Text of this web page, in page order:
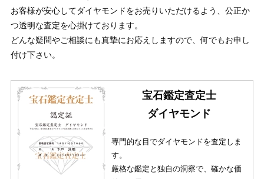
お客様が安心してダイヤモンドをお売りいただけるよう、公正か
つ透明な査定を心掛けております。
どんな疑問やご相談にも真摯にお応えしますので、何でもお申し
付け下さい。
宝石鑑定査定士
ダイヤモンド
専門的な目でダイヤモンドを査定しま
す。
厳格な鑑定と独自の洞察で、確かな価